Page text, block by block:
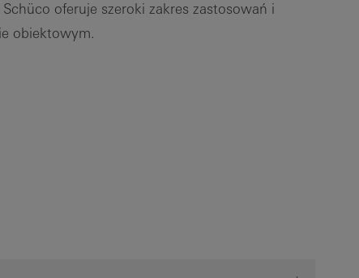
oferuje szeroki zakres zastosowań i
obiektowym.